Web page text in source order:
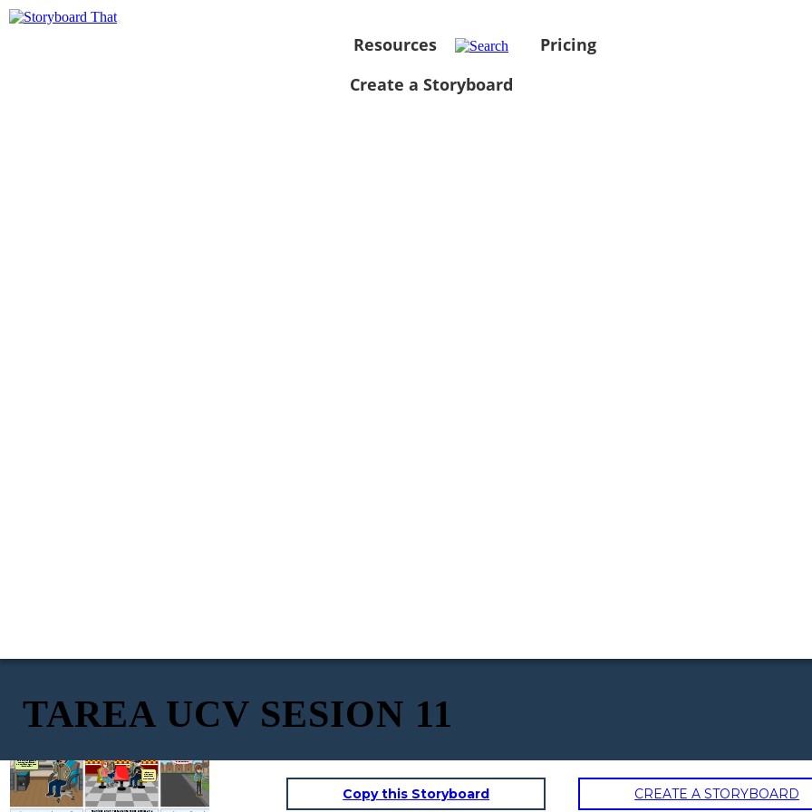
Resources
Pricing
Create a Storyboard
TAREA UCV SESION 11
que vengas mañana al
almuerzo con algunos de
la promoción...
Yo ando muy
bien, estoy
estudiando
Arquitectura.
calles, por favor.
Copy this Storyboard CREATE A STORYBOARD